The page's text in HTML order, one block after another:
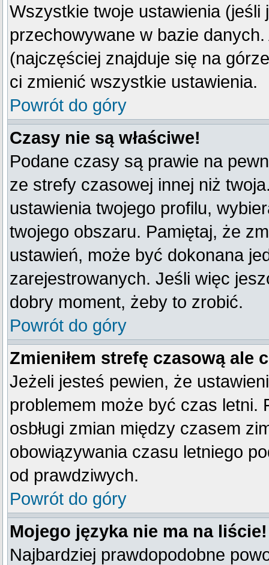
Wszystkie twoje ustawienia
przechowywane w bazie
(najczęściej znajduje się na
ci zmienić wszystkie ustawienia.
Powrót do góry
Czasy nie są właściwe!
Podane czasy są prawie na
ze strefy czasowej innej niż
ustawienia twojego profilu,
twojego obszaru. Pamiętaj, że
ustawień, może być dokonana
zarejestrowanych. Jeśli więc
dobry moment, żeby to zrobić.
Powrót do góry
Zmieniłem strefę czasową ale
Jeżeli jesteś pewien, że
problemem może być czas letni.
osbługi zmian między czasem
obowiązywania czasu letniego
od prawdziwych.
Powrót do góry
Mojego języka nie ma na liście!
Najbardziej prawdopodobne